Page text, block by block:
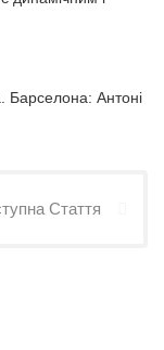
Барселона: Антоні
Стаття